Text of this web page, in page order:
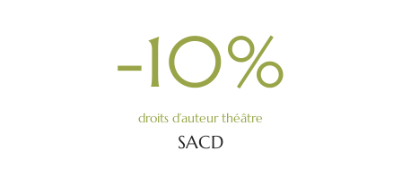
-10%
droits d’auteur théâtre
SACD